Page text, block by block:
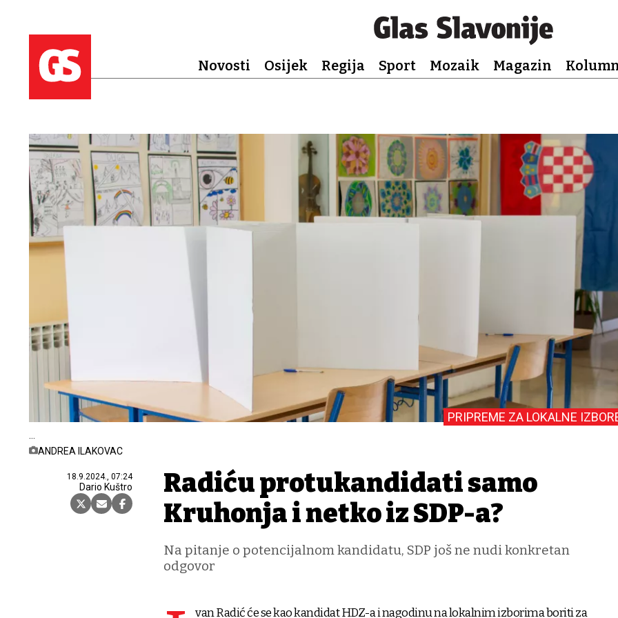
Novosti Osijek Regija Sport Mozaik Magazin
ANDREA ILAKOVAC
18.9.2024., 07:24
Dario Kuštro
PRIPREME ZA LOKALNE
Radiću protukandidati samo
Kruhonja i netko iz SDP-a?
Na pitanje o potencijalnom kandidatu, SDP još ne nudi konkretan
odgovor
van Radić će se kao kandidat HDZ-a i nagodinu na lokalnim izborima boriti za